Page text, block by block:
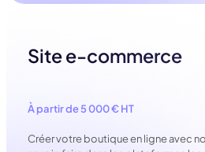
Site e-commerce
À partir de 5 000 € HT
Créer votre boutique en ligne avec